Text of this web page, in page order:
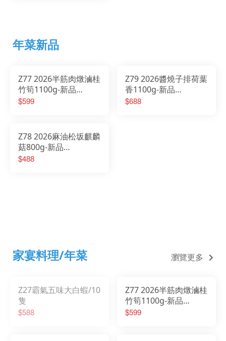
年菜新品
Z77 2026半筋肉燉滷桂
竹筍1100g-新品
2026/01/20開始出貨
$599
Z79 2026醬燒子排荷葉
香1100g-新品
2026/01/20開始出貨
$688
Z78 2026麻油松坂麒麟
菇800g-新品
2026/01/20 開始出貨
$488
家宴料理/年菜 瀏覽更多
Z27霸氣五味大白蝦/10
隻
$588
Z77 2026半筋肉燉滷桂
竹筍1100g-新品
2026/01/20開始出貨
$599